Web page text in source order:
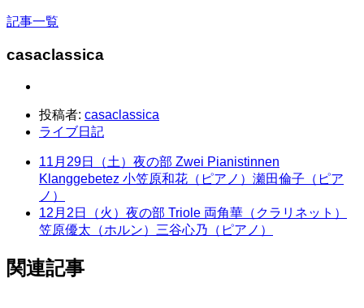
記事一覧
casaclassica
投稿者: casaclassica
ライブ日記
11月29日（土）夜の部 Zwei Pianistinnen
Klanggebetez 小笠原和花（ピアノ）瀬田倫子（ピア
ノ）
12月2日（火）夜の部 Triole 両角華（クラリネット）
笠原優太（ホルン）三谷心乃（ピアノ）
関連記事